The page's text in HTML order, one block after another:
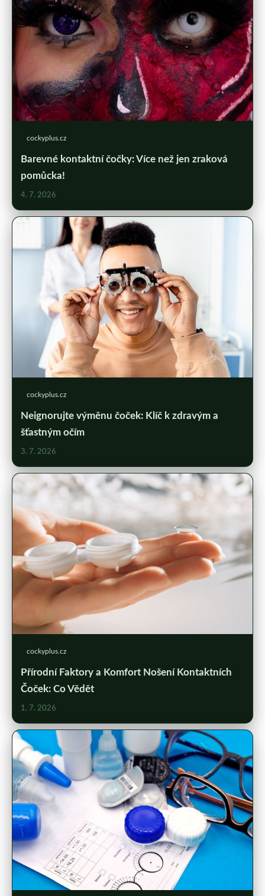
cockyplus.cz
Barevné kontaktní čočky: Více než jen zraková
pomůcka!
4. 7. 2026
cockyplus.cz
Neignorujte výměnu čoček: Klíč k zdravým a
šťastným očím
3. 7. 2026
cockyplus.cz
Přírodní Faktory a Komfort Nošení Kontaktních
Čoček: Co Vědět
1. 7. 2026